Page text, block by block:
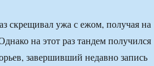
скрещивал ужа с ежом, получая на
на этот раз тандем получился
завершивший недавно запись